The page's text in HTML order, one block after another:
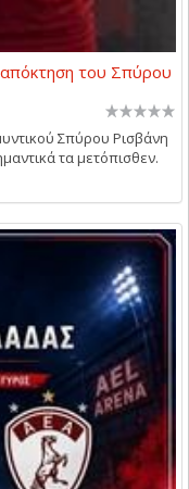
του Σπύρου
Σπύρου Ρισβάνη
τα μετόπισθεν.